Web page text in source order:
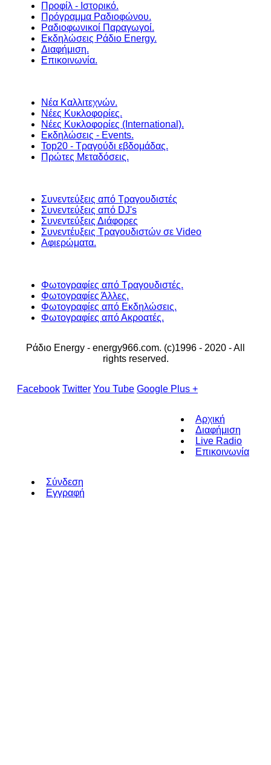
Προφίλ - Ιστορικό.
Πρόγραμμα Ραδιοφώνου.
Ραδιοφωνικοί Παραγωγοί.
Εκδηλώσεις Ράδιο Energy.
Διαφήμιση.
Επικοινωνία.
Νέα Καλλιτεχνών.
Νέες Κυκλοφορίες.
Νέες Κυκλοφορίες (International).
Εκδηλώσεις - Events.
Top20 - Τραγούδι εβδομάδας.
Πρώτες Μεταδόσεις.
Συνεντεύξεις από Τραγουδιστές
Συνεντεύξεις από DJ's
Συνεντεύξεις Διάφορες
Συνεντέυξεις Τραγουδιστών σε Video
Αφιερώματα.
Φωτογραφίες από Τραγουδιστές.
Φωτογραφίες Άλλες.
Φωτογραφίες από Εκδηλώσεις.
Φωτογραφίες από Ακροατές.
Ράδιο Energy - energy966.com. (c)1996 - 2020 - All
rights reserved.
Facebook Twitter You Tube Google Plus +
Αρχική
Διαφήμιση
Live Radio
Επικοινωνία
Σύνδεση
Εγγραφή